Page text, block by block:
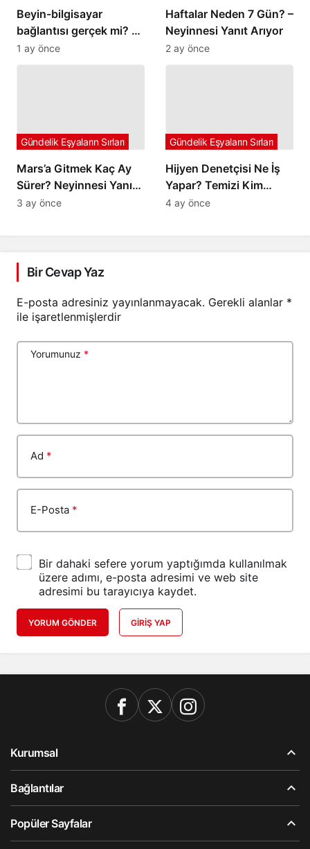
Beyin-bilgisayar
bağlantısı gerçek mi? –
Neyinnesi sorguluyor
1 ay önce
Haftalar Neden 7 Gün? –
Neyinnesi Yanıt Arıyor
2 ay önce
Mars’a Gitmek Kaç Ay
Sürer? Neyinnesi Yanıt
Arıyor
Gündelik Eşyaların Sırları
3 ay önce
Hijyen Denetçisi Ne İş
Yapar? Temizi Kim
Belirler?
Gündelik Eşyaların Sırları
4 ay önce
Bir Cevap Yaz
E-posta adresiniz yayınlanmayacak. Gerekli alanlar *
ile işaretlenmişlerdir
Yorumunuz *
Ad *
E-Posta *
Bir dahaki sefere yorum yaptığımda kullanılmak
üzere adımı, e-posta adresimi ve web site
adresimi bu tarayıcıya kaydet.
YORUM GÖNDER GIRIŞ YAP
Kurumsal
Bağlantılar
Popüler Sayfalar